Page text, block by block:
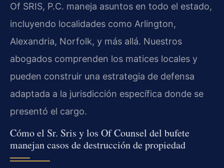
Of SRIS, P.C. maneja asuntos en todo el estado,
incluyendo localidades como Arlington,
Alexandria, Norfolk, y más allá. Nuestros
abogados comprenden los matices locales y
pueden construir una estrategia de defensa
adaptada a la jurisdicción específica donde se
presentó el cargo.
Cómo el Sr. Sris y los Of Counsel del bufete
manejan casos de destrucción de propiedad